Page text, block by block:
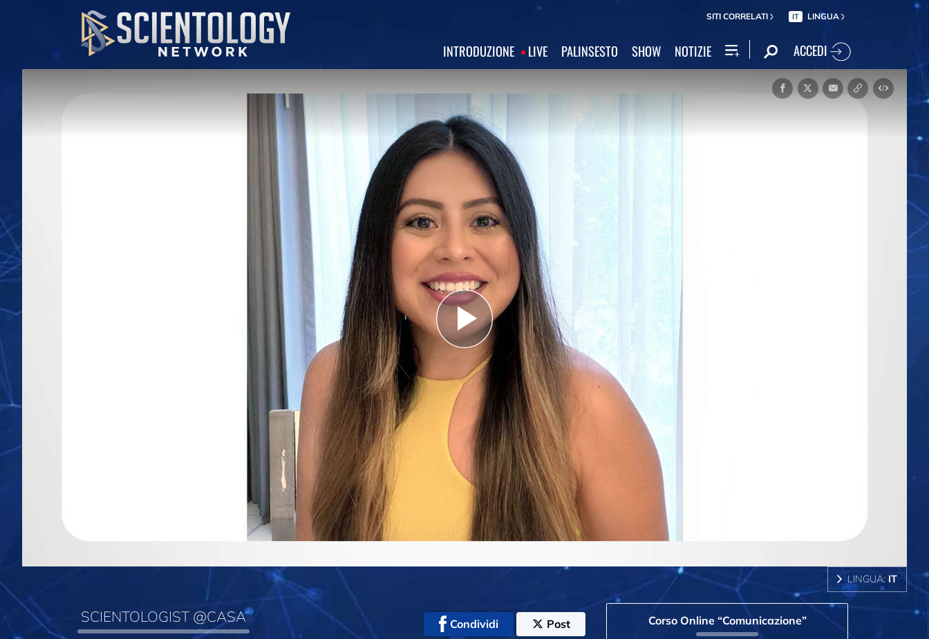
SITI CORRELATI IT LINGUA
INTRODUZIONE LIVE PALINSESTO SHOW NOTIZIE ACCEDI
Play
Video
LINGUA: IT
SCIENTOLOGIST @CASA Condividi Post
Corso Online “Comunicazione”